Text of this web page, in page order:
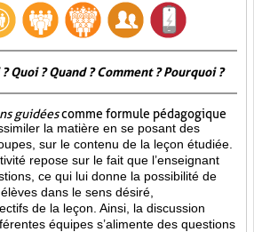
Quoi ? Quand ? Comment ? Pourquoi ?
guidéescomme formule pédagogique
la matière en se posant des
sur le contenu de la leçon étudiée.
repose sur le fait que l’enseignant
ce qui lui donne la possibilité de
dans le sens désiré,
de la leçon. Ainsi, la discussion
équipes s’alimente des questions